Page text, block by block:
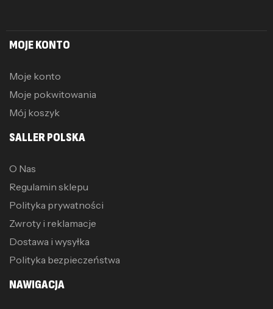
MOJE KONTO
Moje konto
Moje pokwitowania
Mój koszyk
SALLER POLSKA
O Nas
Regulamin sklepu
Polityka prywatności
Zwroty i reklamacje
Dostawa i wysyłka
Polityka bezpieczeństwa
NAWIGACJA